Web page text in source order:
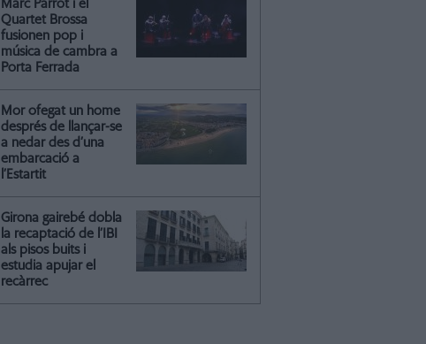
Marc Parrot i el
Quartet Brossa
fusionen pop i
música de cambra a
Porta Ferrada
Mor ofegat un home
després de llançar-se
a nedar des d’una
embarcació a
l’Estartit
Girona gairebé dobla
la recaptació de l’IBI
als pisos buits i
estudia apujar el
recàrrec